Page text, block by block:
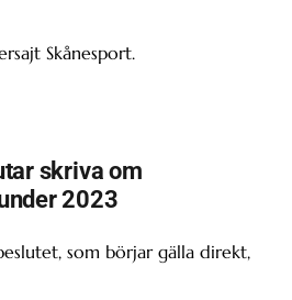
Skånesport.
skriva om
2023
som börjar gälla direkt,